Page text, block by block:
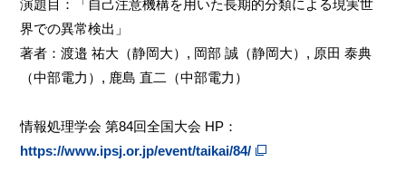
演題目：「自己注意機構を用いた長期的分類による現実世
界での異常検出」
著者：渡邉 祐大（静岡大）, 岡部 誠（静岡大）, 原田 泰典
（中部電力）, 鹿島 直二（中部電力）
情報処理学会 第84回全国大会 HP：
https://www.ipsj.or.jp/event/taikai/84/